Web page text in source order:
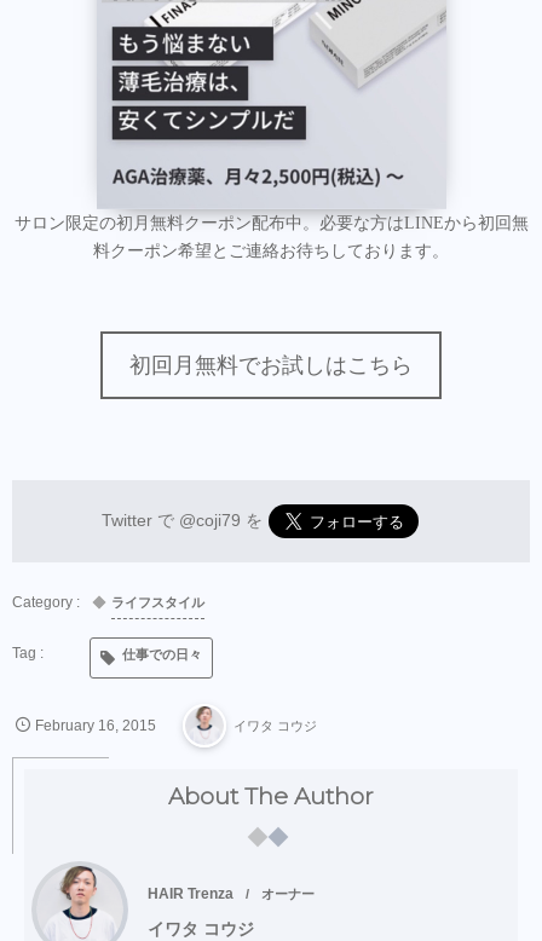
サロン限定の初月無料クーポン配布中。必要な方はLINEから初回無
料クーポン希望とご連絡お待ちしております。
初回月無料でお試しはこちら
Twitter で @coji79 を
ライフスタイル
仕事での日々
February 16 2015 イワタ コウジ
About The Author
HAIR Trenza オーナー
イワタ コウジ